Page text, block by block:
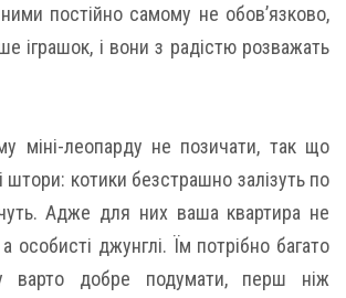
постійно самому не обов’язково,
іграшок, і вони з радістю розважать
міні-леопарду не позичати, так що
штори: котики безстрашно залізуть по
Адже для них ваша квартира не
а особисті джунглі. Їм потрібно багато
варто добре подумати, перш ніж